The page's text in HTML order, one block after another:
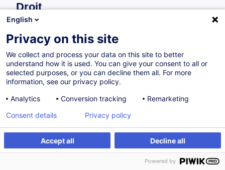
Droit
Consultez toute l'offreDroit ici.
Droit de la propriété intellectuelle
L'essentiel de la propriété industrielle et
intellectuelle
FR
English
Privacy on this site
We collect and process your data on this site to better
understand how it is used. You can give your consent to all or
selected purposes, or you can decline them all. For more
information, see our privacy policy.
Analytics
Conversion tracking Remarketing
Accept all Decline all
Consent details Privacy policy
Powered by